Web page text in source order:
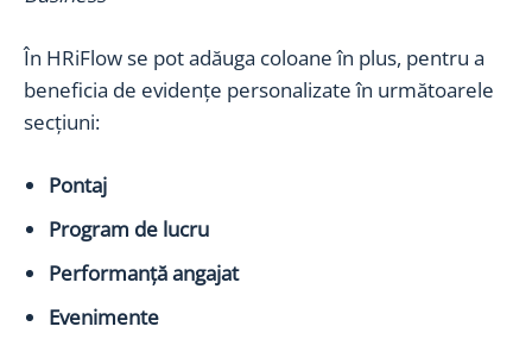
În HRiFlow se pot adăuga coloane în plus, pentru a
beneficia de evidențe personalizate în următoarele
secțiuni:
Pontaj
Program de lucru
Performanță angajat
Evenimente